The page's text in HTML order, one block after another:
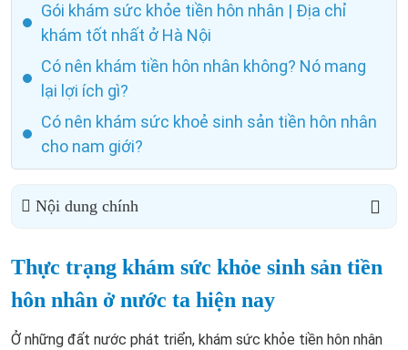
Gói khám sức khỏe tiền hôn nhân | Địa chỉ
khám tốt nhất ở Hà Nội
Có nên khám tiền hôn nhân không? Nó mang
lại lợi ích gì?
Có nên khám sức khoẻ sinh sản tiền hôn nhân
cho nam giới?
Nội dung chính
Thực trạng khám sức khỏe sinh sản tiền
hôn nhân ở nước ta hiện nay
Ở những đất nước phát triển, khám sức khỏe tiền hôn nhân